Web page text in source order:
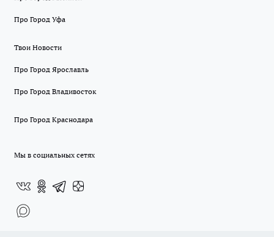
Про Город Уфа
Твои Новости
Про Город Ярославль
Про Город Владивосток
Про Город Краснодара
Мы в социальных сетях